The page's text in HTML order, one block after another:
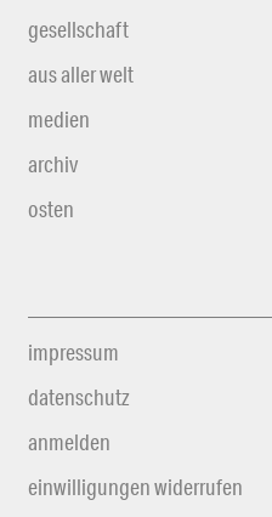
gesellschaft
aus aller welt
medien
archiv
osten
impressum
datenschutz
anmelden
einwilligungen widerrufen